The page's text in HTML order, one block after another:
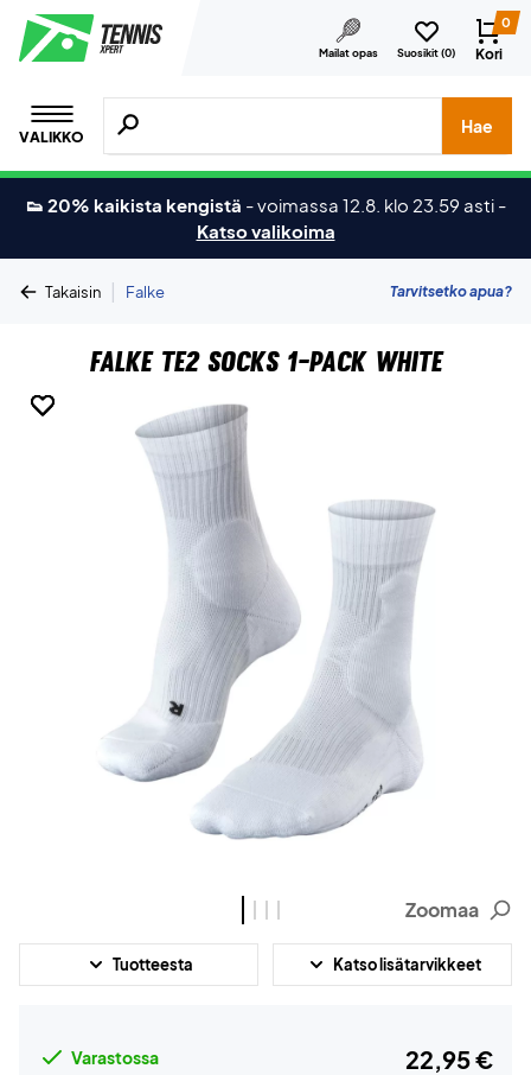
Mailat opas Suosikit (0)
0
Kori
VALIKKO
Hae tuotteita, merkkejä jne.
Hae
👟 20% kaikista kengistä -voimassa 12.8. klo 23.59 asti -
Katso valikoima
Takaisin | Falke Tarvitsetko apua?
Falke TE2 Socks 1-Pack White
Zoomaa
Tuotteesta Katso lisätarvikkeet
Varastossa 22,95 €